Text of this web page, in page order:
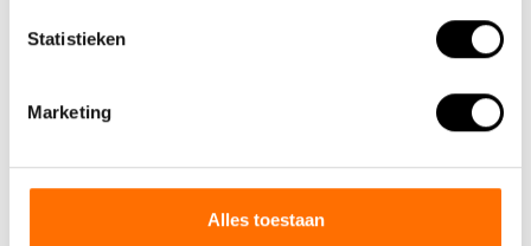
Statistieken
Marketing
Alles toestaan
Points de vente